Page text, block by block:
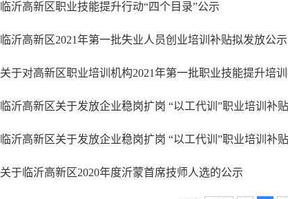
临沂高新区职业技能提升行动“四个目录”公示
临沂高新区2021年第一批失业人员创业培训补贴拟发放公示
关于临沂高新区2020年度沂蒙首席技师人选的公示